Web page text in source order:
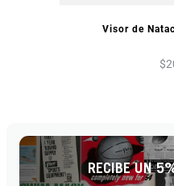
Visor de
$
RECIBE UN